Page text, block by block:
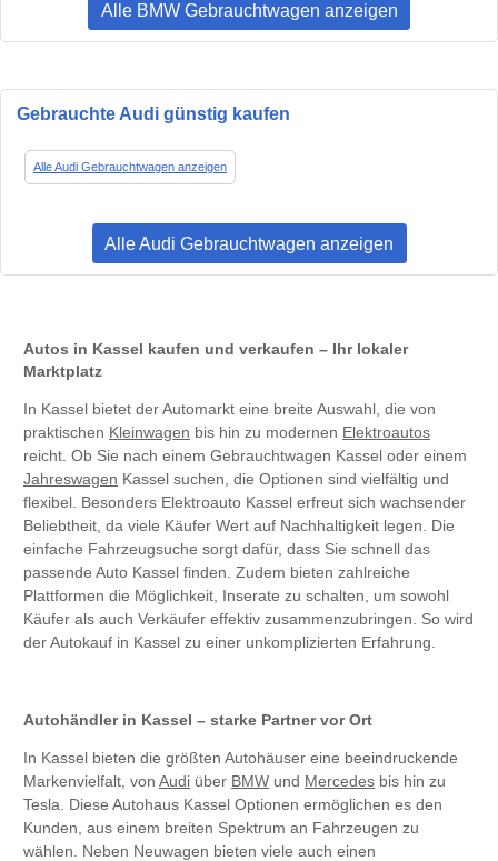
Alle BMW Gebrauchtwagen anzeigen
Gebrauchte Audi günstig kaufen
Alle Audi Gebrauchtwagen anzeigen
Alle Audi Gebrauchtwagen anzeigen
Autos in Kassel kaufen und verkaufen – Ihr lokaler
Marktplatz
In Kassel bietet der Automarkt eine breite Auswahl, die von
praktischen Kleinwagen bis hin zu modernen Elektroautos
reicht. Ob Sie nach einem Gebrauchtwagen Kassel oder einem
Jahreswagen Kassel suchen, die Optionen sind vielfältig und
flexibel. Besonders Elektroauto Kassel erfreut sich wachsender
Beliebtheit, da viele Käufer Wert auf Nachhaltigkeit legen. Die
einfache Fahrzeugsuche sorgt dafür, dass Sie schnell das
passende Auto Kassel finden. Zudem bieten zahlreiche
Plattformen die Möglichkeit, Inserate zu schalten, um sowohl
Käufer als auch Verkäufer effektiv zusammenzubringen. So wird
der Autokauf in Kassel zu einer unkomplizierten Erfahrung.
Autohändler in Kassel – starke Partner vor Ort
In Kassel bieten die größten Autohäuser eine beeindruckende
Markenvielfalt, von Audi über BMW und Mercedes bis hin zu
Tesla. Diese Autohaus Kassel Optionen ermöglichen es den
Kunden, aus einem breiten Spektrum an Fahrzeugen zu
wählen. Neben Neuwagen bieten viele auch einen